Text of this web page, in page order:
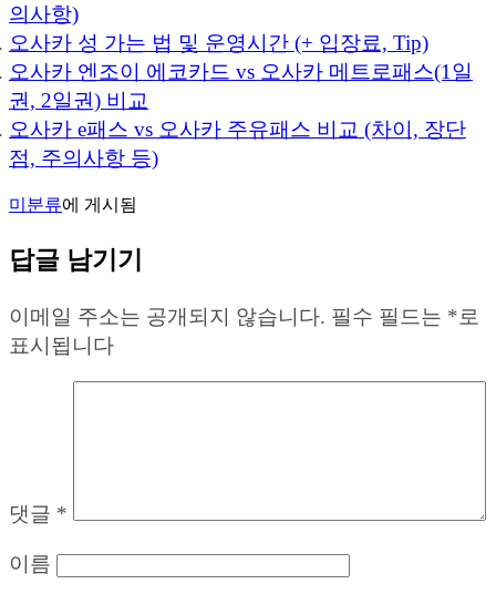
의사항)
오사카 성 가는 법 및 운영시간 (+ 입장료, Tip)
오사카 엔조이 에코카드 vs 오사카 메트로패스(1일
권, 2일권) 비교
오사카 e패스 vs 오사카 주유패스 비교 (차이, 장단
점, 주의사항 등)
미분류에 게시됨
답글 남기기
이메일 주소는 공개되지 않습니다. 필수 필드는 *로
표시됩니다
댓글 *
이름